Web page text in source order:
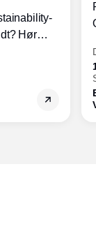
Hør
så du